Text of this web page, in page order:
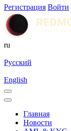
Регистрация Войти
ru
Русский
English
Главная
Новости